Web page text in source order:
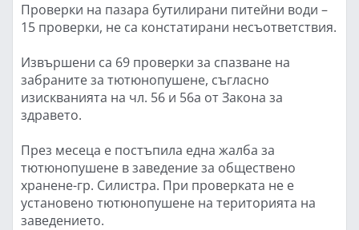
Проверки на пазара бутилирани питейни води –
15 проверки, не са констатирани несъответствия.
Извършени са 69 проверки за спазване на
забраните за тютюнопушене, съгласно
изискванията на чл. 56 и 56а от Закона за
здравето.
През месеца е постъпила една жалба за
тютюнопушене в заведение за обществено
хранене-гр. Силистра. При проверката не е
установено тютюнопушене на територията на
заведението.